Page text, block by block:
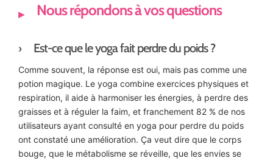
Nous répondons à vos questions
Est-ce que le yoga fait perdre du poids ?
Comme souvent, la réponse est oui, mais pas comme une
potion magique. Le yoga combine exercices physiques et
respiration, il aide à harmoniser les énergies, à perdre des
graisses et à réguler la faim, et franchement 82 % de nos
utilisateurs ayant consulté en yoga pour perdre du poids
ont constaté une amélioration. Ça veut dire que le corps
bouge, que le métabolisme se réveille, que les envies se